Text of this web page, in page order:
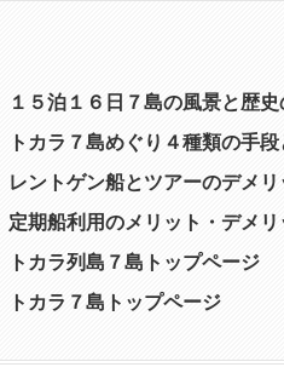
１５泊１６日７島の風景と歴
トカラ７島めぐり４種類の手
レントゲン船とツアーのデメリ
定期船利用のメリット・デメリ
トカラ列島７島トップページ
トカラ７島トップページ